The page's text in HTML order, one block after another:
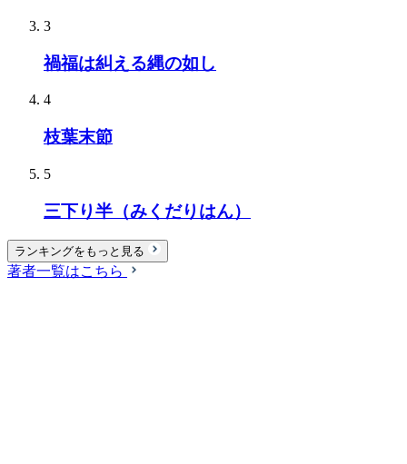
3
禍福は糾える縄の如し
4
枝葉末節
5
三下り半（みくだりはん）
ランキングをもっと見る
著者一覧はこちら